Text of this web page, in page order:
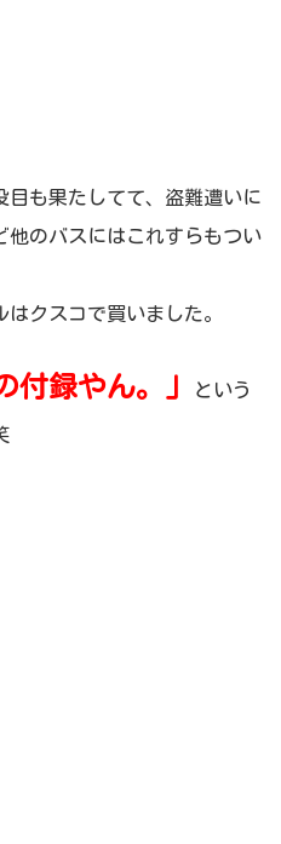
目も果たしてて、盗難遭いに
他のバスにはこれすらもつい
クスコで買いました。
付録やん。」 という